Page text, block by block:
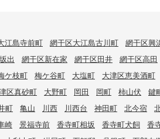
江島寺前町 網干区大江島古川町 網干区興
出 網干区新在家 網干区田井 網干区高田
ケ枝町 梅ケ谷町 大塩町 大津区恵美酒町
区真砂町 大野町 岡田 岡町 柿山伏 鍵
町 亀山 川西 川西台 神田町 北今宿
崎 景福寺前 香寺町相坂 香寺町犬飼 香